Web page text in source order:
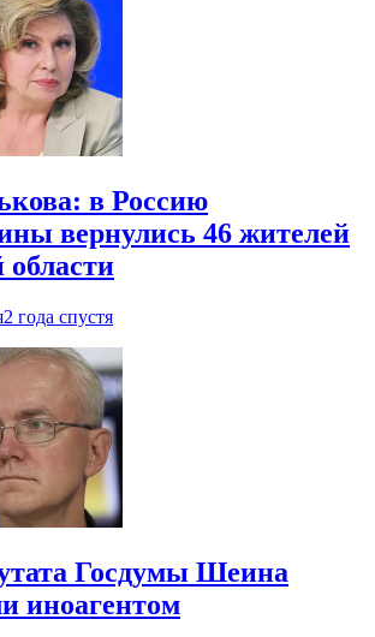
в Россию
вернулись 46 жителей
области
2 года спустя
Госдумы Шеина
иноагентом